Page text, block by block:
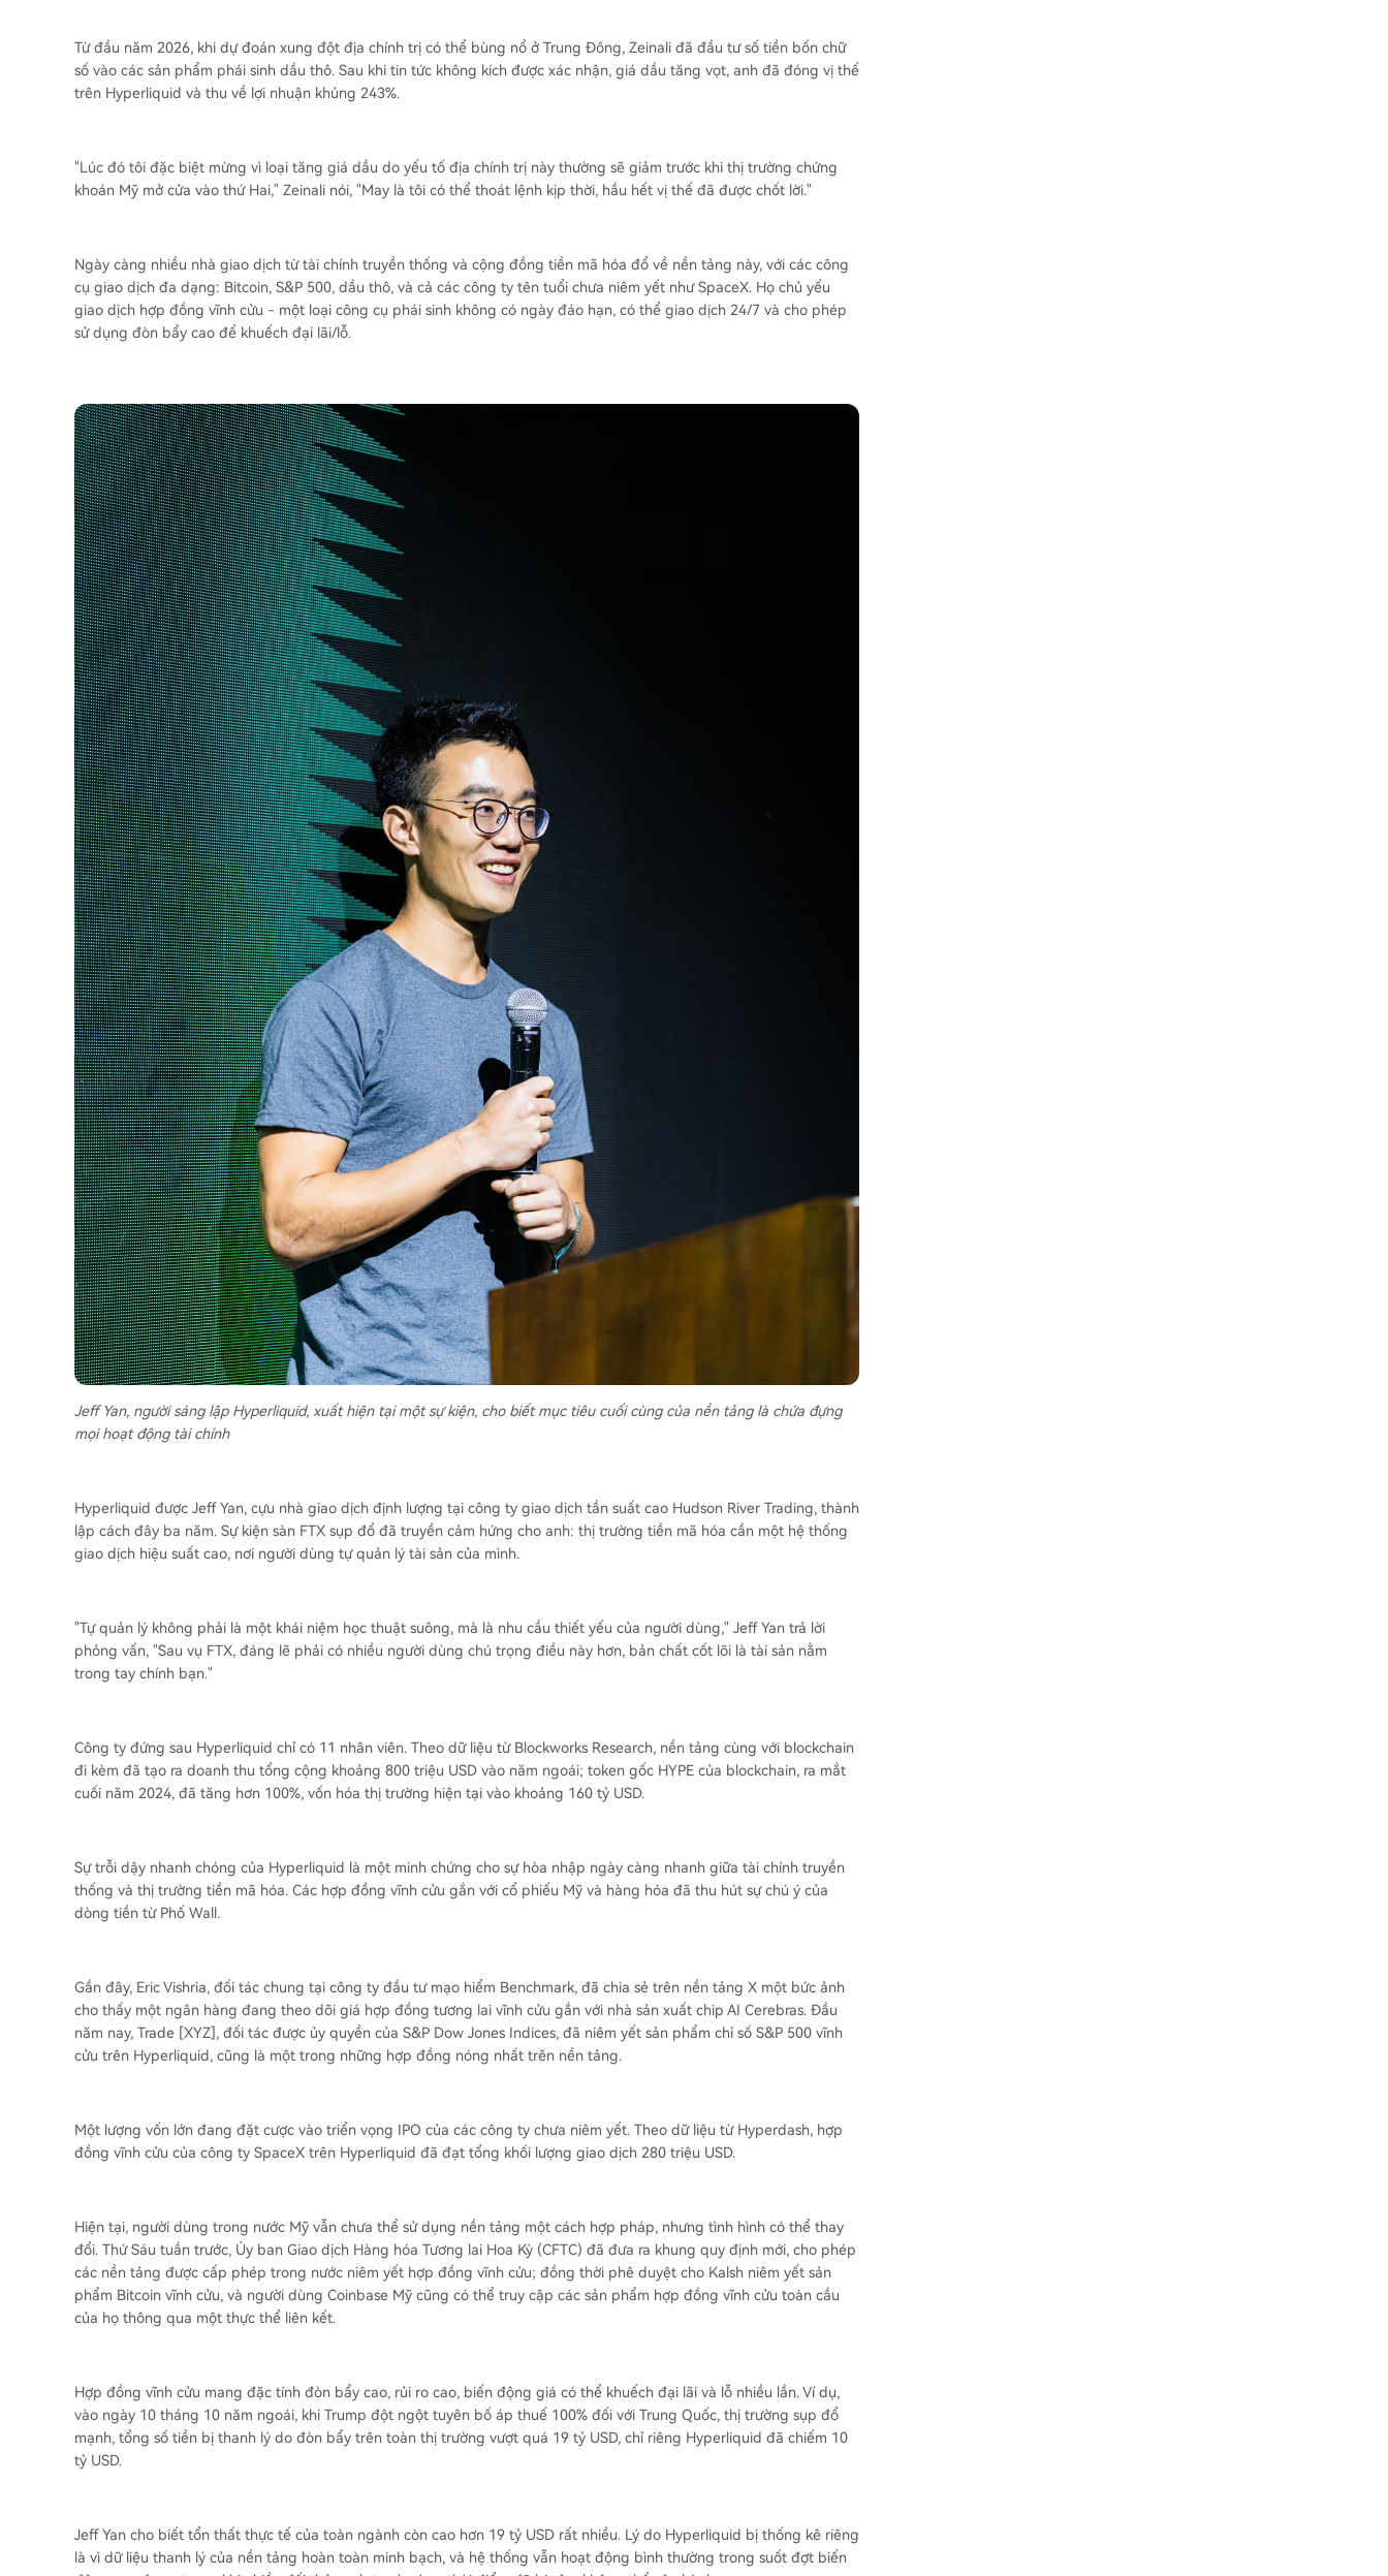
Từ đầu năm 2026, khi dự đoán xung đột địa chính trị có thể bùng nổ ở Trung Đông, Zeinali đã đầu tư số tiền bốn chữ
số vào các sản phẩm phái sinh dầu thô. Sau khi tin tức không kích được xác nhận, giá dầu tăng vọt, anh đã đóng vị thế
trên Hyperliquid và thu về lợi nhuận khủng 243%.
"Lúc đó tôi đặc biệt mừng vì loại tăng giá dầu do yếu tố địa chính trị này thường sẽ giảm trước khi thị trường chứng
khoán Mỹ mở cửa vào thứ Hai," Zeinali nói, "May là tôi có thể thoát lệnh kịp thời, hầu hết vị thế đã được chốt lời."
Ngày càng nhiều nhà giao dịch từ tài chính truyền thống và cộng đồng tiền mã hóa đổ về nền tảng này, với các công
cụ giao dịch đa dạng: Bitcoin, S&P 500, dầu thô, và cả các công ty tên tuổi chưa niêm yết như SpaceX. Họ chủ yếu
giao dịch hợp đồng vĩnh cửu - một loại công cụ phái sinh không có ngày đáo hạn, có thể giao dịch 24/7 và cho phép
sử dụng đòn bẩy cao để khuếch đại lãi/lỗ.
Jeff Yan, người sáng lập Hyperliquid, xuất hiện tại một sự kiện, cho biết mục tiêu cuối cùng của nền tảng là chứa đựng
mọi hoạt động tài chính
Hyperliquid được Jeff Yan, cựu nhà giao dịch định lượng tại công ty giao dịch tần suất cao Hudson River Trading, thành
lập cách đây ba năm. Sự kiện sàn FTX sụp đổ đã truyền cảm hứng cho anh: thị trường tiền mã hóa cần một hệ thống
giao dịch hiệu suất cao, nơi người dùng tự quản lý tài sản của mình.
"Tự quản lý không phải là một khái niệm học thuật suông, mà là nhu cầu thiết yếu của người dùng," Jeff Yan trả lời
phỏng vấn, "Sau vụ FTX, đáng lẽ phải có nhiều người dùng chú trọng điều này hơn, bản chất cốt lõi là tài sản nằm
trong tay chính bạn."
Công ty đứng sau Hyperliquid chỉ có 11 nhân viên. Theo dữ liệu từ Blockworks Research, nền tảng cùng với blockchain
đi kèm đã tạo ra doanh thu tổng cộng khoảng 800 triệu USD vào năm ngoái; token gốc HYPE của blockchain, ra mắt
cuối năm 2024, đã tăng hơn 100%, vốn hóa thị trường hiện tại vào khoảng 160 tỷ USD.
Sự trỗi dậy nhanh chóng của Hyperliquid là một minh chứng cho sự hòa nhập ngày càng nhanh giữa tài chính truyền
thống và thị trường tiền mã hóa. Các hợp đồng vĩnh cửu gắn với cổ phiếu Mỹ và hàng hóa đã thu hút sự chú ý của
dòng tiền từ Phố Wall.
Gần đây, Eric Vishria, đối tác chung tại công ty đầu tư mạo hiểm Benchmark, đã chia sẻ trên nền tảng X một bức ảnh
cho thấy một ngân hàng đang theo dõi giá hợp đồng tương lai vĩnh cửu gắn với nhà sản xuất chip AI Cerebras. Đầu
năm nay, Trade [XYZ], đối tác được ủy quyền của S&P Dow Jones Indices, đã niêm yết sản phẩm chỉ số S&P 500 vĩnh
cửu trên Hyperliquid, cũng là một trong những hợp đồng nóng nhất trên nền tảng.
Một lượng vốn lớn đang đặt cược vào triển vọng IPO của các công ty chưa niêm yết. Theo dữ liệu từ Hyperdash, hợp
đồng vĩnh cửu của công ty SpaceX trên Hyperliquid đã đạt tổng khối lượng giao dịch 280 triệu USD.
Hiện tại, người dùng trong nước Mỹ vẫn chưa thể sử dụng nền tảng một cách hợp pháp, nhưng tình hình có thể thay
đổi. Thứ Sáu tuần trước, Ủy ban Giao dịch Hàng hóa Tương lai Hoa Kỳ (CFTC) đã đưa ra khung quy định mới, cho phép
các nền tảng được cấp phép trong nước niêm yết hợp đồng vĩnh cửu; đồng thời phê duyệt cho Kalsh niêm yết sản
phẩm Bitcoin vĩnh cửu, và người dùng Coinbase Mỹ cũng có thể truy cập các sản phẩm hợp đồng vĩnh cửu toàn cầu
của họ thông qua một thực thể liên kết.
Hợp đồng vĩnh cửu mang đặc tính đòn bẩy cao, rủi ro cao, biến động giá có thể khuếch đại lãi và lỗ nhiều lần. Ví dụ,
vào ngày 10 tháng 10 năm ngoái, khi Trump đột ngột tuyên bố áp thuế 100% đối với Trung Quốc, thị trường sụp đổ
mạnh, tổng số tiền bị thanh lý do đòn bẩy trên toàn thị trường vượt quá 19 tỷ USD, chỉ riêng Hyperliquid đã chiếm 10
tỷ USD.
Jeff Yan cho biết tổn thất thực tế của toàn ngành còn cao hơn 19 tỷ USD rất nhiều. Lý do Hyperliquid bị thống kê riêng
là vì dữ liệu thanh lý của nền tảng hoàn toàn minh bạch, và hệ thống vẫn hoạt động bình thường trong suốt đợt biến